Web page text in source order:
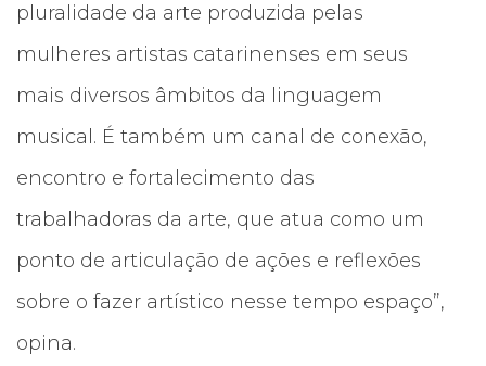
pluralidade da arte produzida pelas
mulheres artistas catarinenses em seus
mais diversos âmbitos da linguagem
musical. É também um canal de conexão,
encontro e fortalecimento das
trabalhadoras da arte, que atua como um
ponto de articulação de ações e reflexões
sobre o fazer artístico nesse tempo espaço”,
opina.